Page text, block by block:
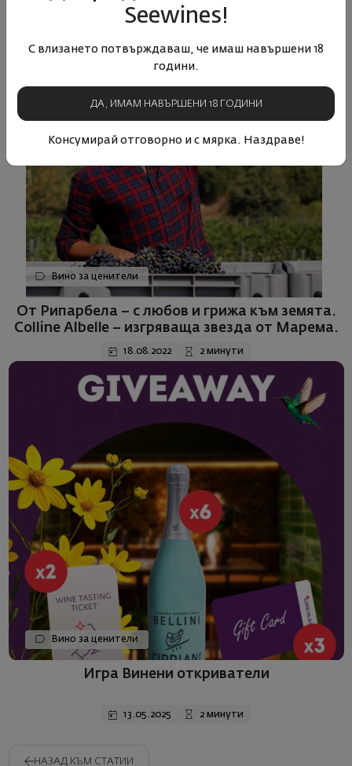
Вино за ценители
От Рипарбела – с любов и грижа към земята.
Colline Albelle – изгряваща звезда от Марема.
18.08.2022 2 минути
Вино за ценители
Игра Винени откриватели
13.05.2025 2 минути
НАЗАД КЪМ СТАТИИ
Seewines!
С влизането потвърждаваш, че имаш навършени 18
години.
ДА, ИМАМ НАВЪРШЕНИ 18 ГОДИНИ
Консумирай отговорно и с мярка. Наздраве!